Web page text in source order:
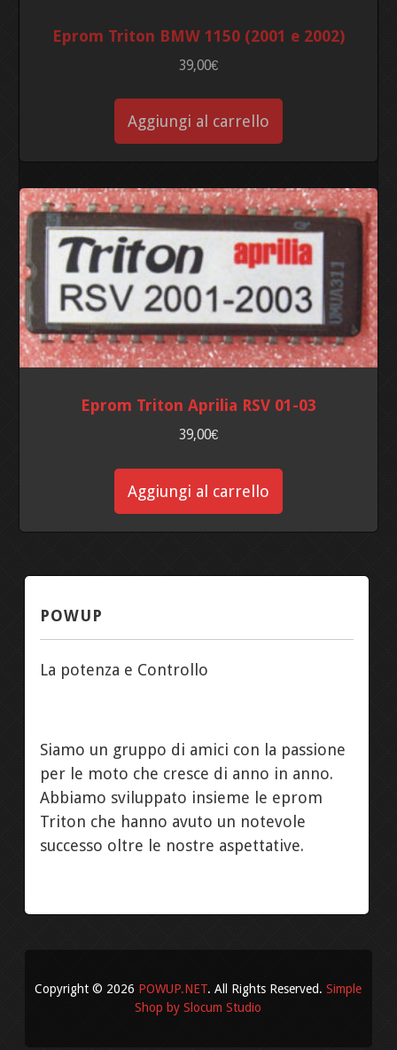
Eprom Triton BMW 1150 (2001 e 2002)
39,00€
Aggiungi al carrello
Eprom Triton Aprilia RSV 01-03
39,00€
Aggiungi al carrello
POWUP
La potenza e Controllo
Siamo un gruppo di amici con la passione
per le moto che cresce di anno in anno.
Abbiamo sviluppato insieme le eprom
Triton che hanno avuto un notevole
successo oltre le nostre aspettative.
Copyright © 2026 POWUP.NET. All Rights Reserved.Simple
Shop by Slocum Studio